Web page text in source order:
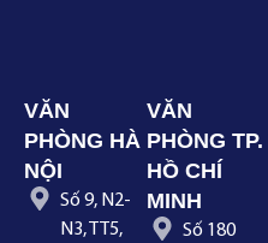
VĂN
PHÒNG HÀ
NỘI
Số 9, N2-
N3, TT5,
VĂN
PHÒNG TP.
HỒ CHÍ
MINH
Số 180